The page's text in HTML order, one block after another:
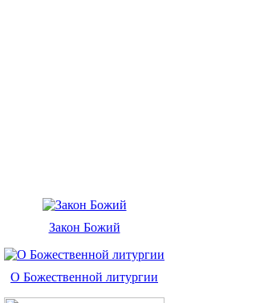
Закон Божий
О Божественной литургии